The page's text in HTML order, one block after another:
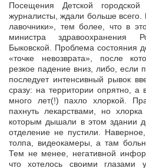
Посещения Детской
журналисты, ждали больше всего.
лавочники», тем более, что в
министра здравоохранения
Быковской. Проблема состояния
«точке невозврата», после
резкое падение вниз, либо, если
последует интенсивный рывок
сразу: на территории опрятно,
много лет(!) пахло хлоркой.
пахнуть лекарствами, но
которым дышали в этом здании
отделение не пустили.
толпа, видеокамеры, а там
Тем не менее, негативной
что хотелось своими глазами